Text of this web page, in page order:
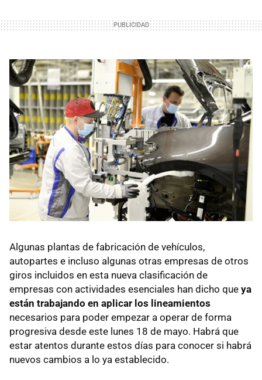
Algunas plantas de fabricación de vehículos,
autopartes e incluso algunas otras empresas de otros
giros incluidos en esta nueva clasificación de
empresas con actividades esenciales han dicho que ya
están trabajando en aplicar los lineamientos
necesarios para poder empezar a operar de forma
progresiva desde este lunes 18 de mayo. Habrá que
estar atentos durante estos días para conocer si habrá
nuevos cambios a lo ya establecido.